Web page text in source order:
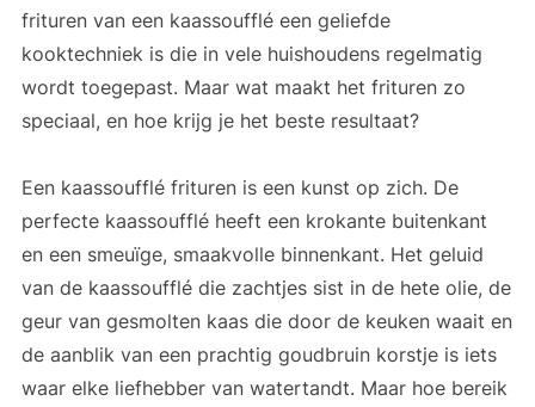
frituren van een kaassoufflé een geliefde
kooktechniek is die in vele huishoudens regelmatig
wordt toegepast. Maar wat maakt het frituren zo
speciaal, en hoe krijg je het beste resultaat?
Een kaassoufflé frituren is een kunst op zich. De
perfecte kaassoufflé heeft een krokante buitenkant
en een smeuïge, smaakvolle binnenkant. Het geluid
van de kaassoufflé die zachtjes sist in de hete olie, de
geur van gesmolten kaas die door de keuken waait en
de aanblik van een prachtig goudbruin korstje is iets
waar elke liefhebber van watertandt. Maar hoe bereik